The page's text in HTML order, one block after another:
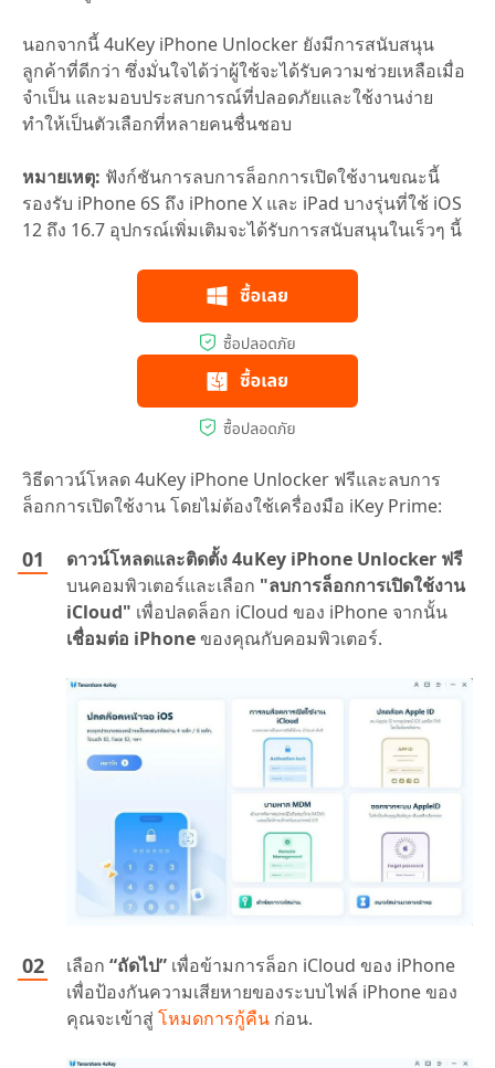
นอกจากนี้ 4uKey iPhone Unlocker ยังมีการสนับสนุน
ลูกค้าที่ดีกว่า ซึ่งมั่นใจได้ว่าผู้ใช้จะได้รับความช่วยเหลือเมื่อ
จำเป็น และมอบประสบการณ์ที่ปลอดภัยและใช้งานง่าย
ทำให้เป็นตัวเลือกที่หลายคนชื่นชอบ
หมายเหตุ: ฟังก์ชันการลบการล็อกการเปิดใช้งานขณะนี้
รองรับ iPhone 6S ถึง iPhone X และ iPad บางรุ่นที่ใช้ iOS
12 ถึง 16.7 อุปกรณ์เพิ่มเติมจะได้รับการสนับสนุนในเร็วๆ นี้
วิธีดาวน์โหลด 4uKey iPhone Unlocker ฟรีและลบการ
ล็อกการเปิดใช้งาน โดยไม่ต้องใช้เครื่องมือ iKey Prime:
ดาวน์โหลดและติดตั้ง 4uKey iPhone Unlocker ฟรี
บนคอมพิวเตอร์และเลือก "ลบการล็อกการเปิดใช้งาน
iCloud" เพื่อปลดล็อก iCloud ของ iPhone จากนั้น
เชื่อมต่อ iPhoneของคุณกับคอมพิวเตอร์.
เลือก “ถัดไป” เพื่อข้ามการล็อก iCloud ของ iPhone
เพื่อป้องกันความเสียหายของระบบไฟล์ iPhone ของ
คุณจะเข้าสู่โหมดการกู้คืน ก่อน.